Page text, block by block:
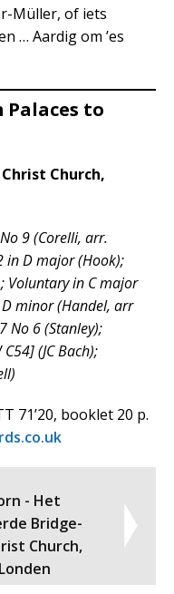
Müller, of iets
… Aardig om ’es
to
Church,
9 (Corelli, arr.
in D major (Hook);
Voluntary in C major
minor (Handel, arr
No 6 (Stanley);
(JC Bach);
71’20, booklet 20 p.
- Het
Bridge-
Church,